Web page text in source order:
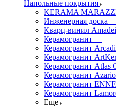
Напольные покрытия
KERAMA
Инженерная доска
Кварц-винил Amadei
Керамогранит —
Керамогранит
Керамогранит
Керамогранит Atlas
Керамогранит Azario
Керамогранит
Керамогранит
Еще